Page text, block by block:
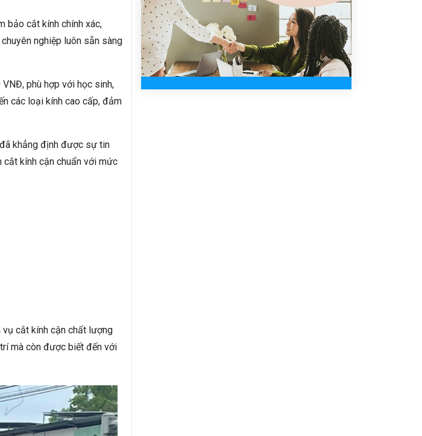
bảo cắt kính chính xác,
nghiệp luôn sẵn sàng
phù hợp với học sinh,
các loại kính cao cấp, đảm
khẳng định được sự tin
kính cận chuẩn với mức
cắt kính cận chất lượng
mà còn được biết đến với